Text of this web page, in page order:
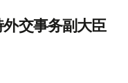
交事务副大臣